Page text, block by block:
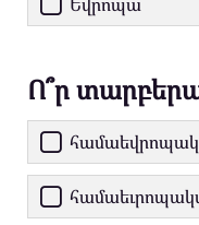
Ո՞ր